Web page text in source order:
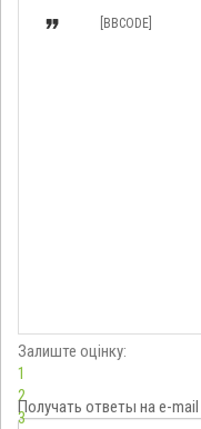
 [BBCODE]
Залиште оцінку:
1
2
3
Получать ответы на e-mail